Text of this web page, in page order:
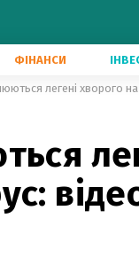
ФІНАНСИ
легені хворого